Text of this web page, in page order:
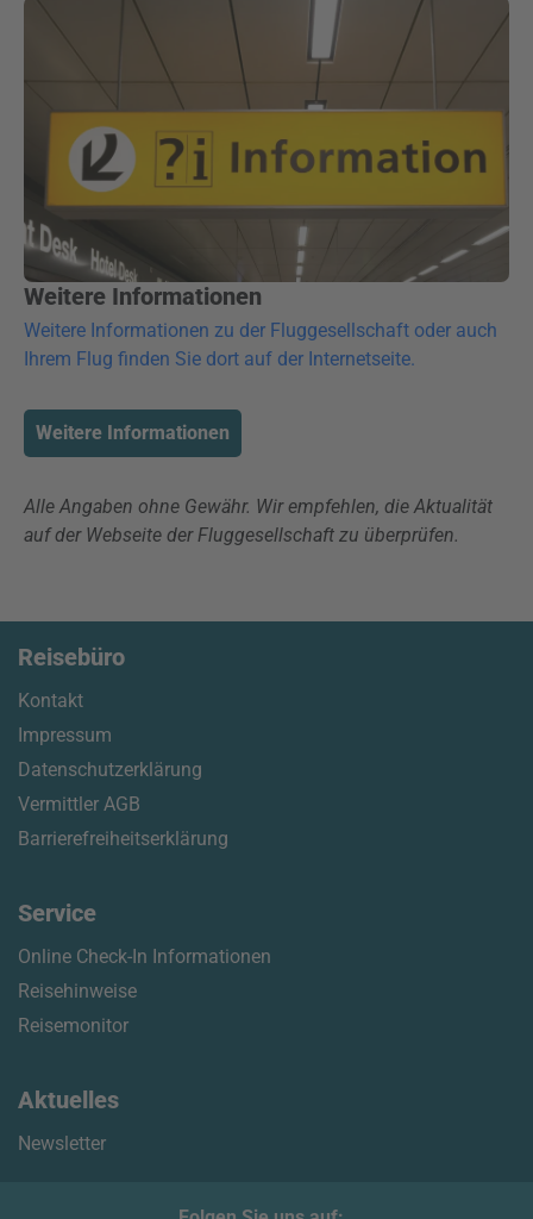
Weitere Informationen
Weitere Informationen zu der Fluggesellschaft oder auch
Ihrem Flug finden Sie dort auf der Internetseite.
Weitere Informationen
Alle Angaben ohne Gewähr. Wir empfehlen, die Aktualität
auf der Webseite der Fluggesellschaft zu überprüfen.
Reisebüro
Kontakt
Impressum
Datenschutzerklärung
Vermittler AGB
Barrierefreiheitserklärung
Service
Online Check-In Informationen
Reisehinweise
Reisemonitor
Aktuelles
Newsletter